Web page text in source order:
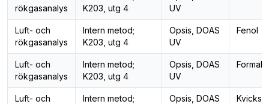
rökgasanalys
K203, utg 4
UV
Luft- och
rökgasanalys
Intern metod;
K203, utg 4
Opsis, DOAS
UV
Fenol
Luft- och
rökgasanalys
Intern metod;
K203, utg 4
Opsis, DOAS
UV
Luft- och
Intern metod;
Opsis, DOAS